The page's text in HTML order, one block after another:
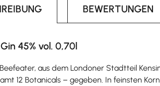
BEWERTUNGEN
45% vol. 0,70l
aus dem Londoner Stadtteil
12 Botanicals – gegeben. In feinsten